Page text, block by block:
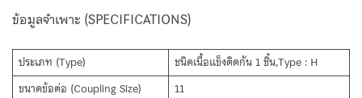
ข้อมูลจำเพาะ (SPECIFICATIONS)
ประเภท (Type)
ชนิดเนื้อแข็งติดกัน 1 ชิ้น,Type : H
ขนาดข้อต่อ (Coupling Size)
11